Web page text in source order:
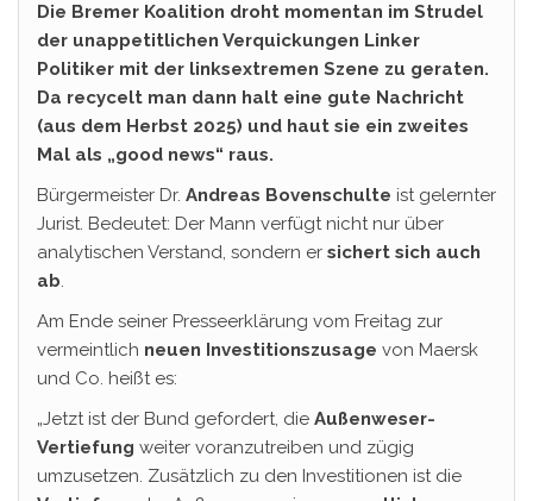
Die Bremer Koalition droht momentan im Strudel
der unappetitlichen Verquickungen Linker
Politiker mit der linksextremen Szene zu geraten.
Da recycelt man dann halt eine gute Nachricht
(aus dem Herbst 2025) und haut sie ein zweites
Mal als „good news“ raus.
Bürgermeister Dr. Andreas Bovenschulte ist gelernter
Jurist. Bedeutet: Der Mann verfügt nicht nur über
analytischen Verstand, sondern er sichert sich auch
ab.
Am Ende seiner Presseerklärung vom Freitag zur
vermeintlich neuen Investitionszusage von Maersk
und Co. heißt es:
„Jetzt ist der Bund gefordert, die Außenweser-
Vertiefung weiter voranzutreiben und zügig
umzusetzen. Zusätzlich zu den Investitionen ist die